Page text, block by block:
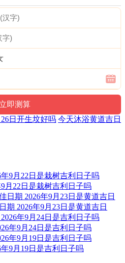
点，寓意万事化吉，宜办喜事。
多择此日。
壬，是中国传统历法中的一种注
流行，而在中国影响日渐式微。
“大黑道日”。古籍云：天刑星，
动作谋为皆不宜用，大忌词讼。
：俗称“小黄道日”。吉。依古
捕捉；忌移居、出行、开
握、控制，捉拿、拘捕”等意，建
近，而移居、出行、开业则与其
大贤；捉贼擒盗马到成，入宅进
为吉；开山放水有阻碍，参看时
：申命互禄 癸命进禄
日开生坟好吗 今天沐浴黄道吉日
月22日是栽树吉利日子吗
期 2026年9月23日是黄道吉日
年9月24日是吉利日子吗
9月19日是吉利日子吗